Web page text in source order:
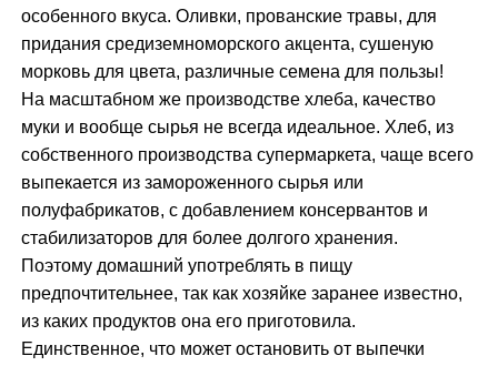
особенного вкуса. Оливки, прованские травы, для
придания средиземноморского акцента, сушеную
морковь для цвета, различные семена для пользы!
На масштабном же производстве хлеба, качество
муки и вообще сырья не всегда идеальное. Хлеб, из
собственного производства супермаркета, чаще всего
выпекается из замороженного сырья или
полуфабрикатов, с добавлением консервантов и
стабилизаторов для более долгого хранения.
Поэтому домашний употреблять в пищу
предпочтительнее, так как хозяйке заранее известно,
из каких продуктов она его приготовила.
Единственное, что может остановить от выпечки